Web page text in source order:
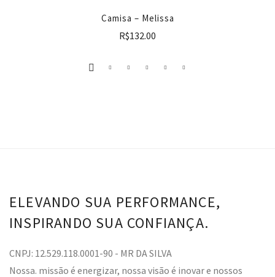
Camisa – Melissa
R$132.00
ELEVANDO SUA PERFORMANCE,
INSPIRANDO SUA CONFIANÇA.
CNPJ: 12.529.118.0001-90 - MR DA SILVA
Nossa. missão é energizar, nossa visão é inovar e nossos